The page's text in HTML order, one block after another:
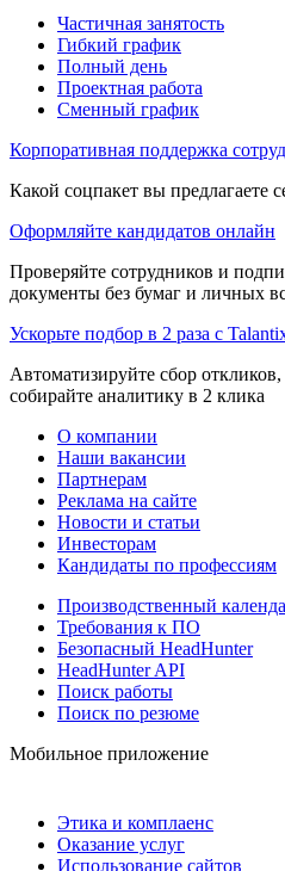
Частичная занятость
Гибкий график
Полный день
Проектная работа
Сменный график
Корпоративная поддержка
Какой соцпакет вы предлагаете
Оформляйте кандидатов онлайн
Проверяйте сотрудников и
документы без бумаг и личных
Ускорьте подбор в 2 раза с
Автоматизируйте сбор
собирайте аналитику в 2 клика
О компании
Наши вакансии
Партнерам
Реклама на сайте
Новости и статьи
Инвесторам
Кандидаты по профессиям
Производственный
Требования к ПО
Безопасный HeadHunter
HeadHunter API
Поиск работы
Поиск по резюме
Мобильное приложение
Этика и комплаенс
Оказание услуг
Использование сайтов